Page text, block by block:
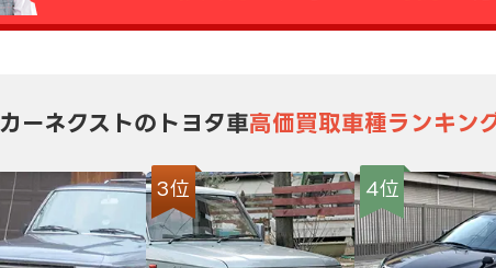
カーネクストのトヨタ車高価買取車種ランキン
3位 4位